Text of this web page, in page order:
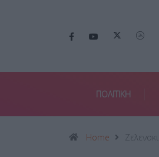
ΠΟΛΙΤΙΚΗ
Home Ζελενσκι